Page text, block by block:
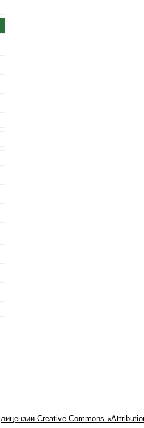
лицензии Creative Commons